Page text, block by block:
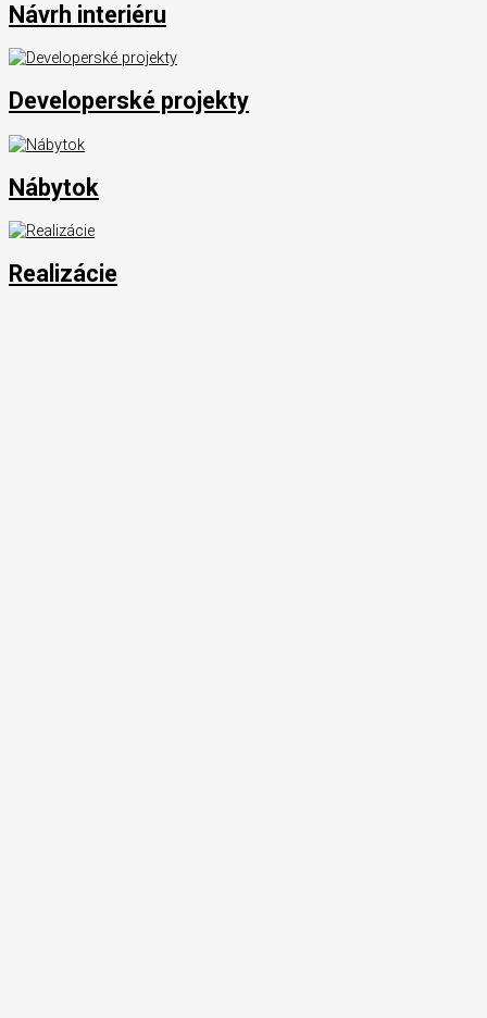
Návrh interiéru
Developerské projekty
Nábytok
Realizácie